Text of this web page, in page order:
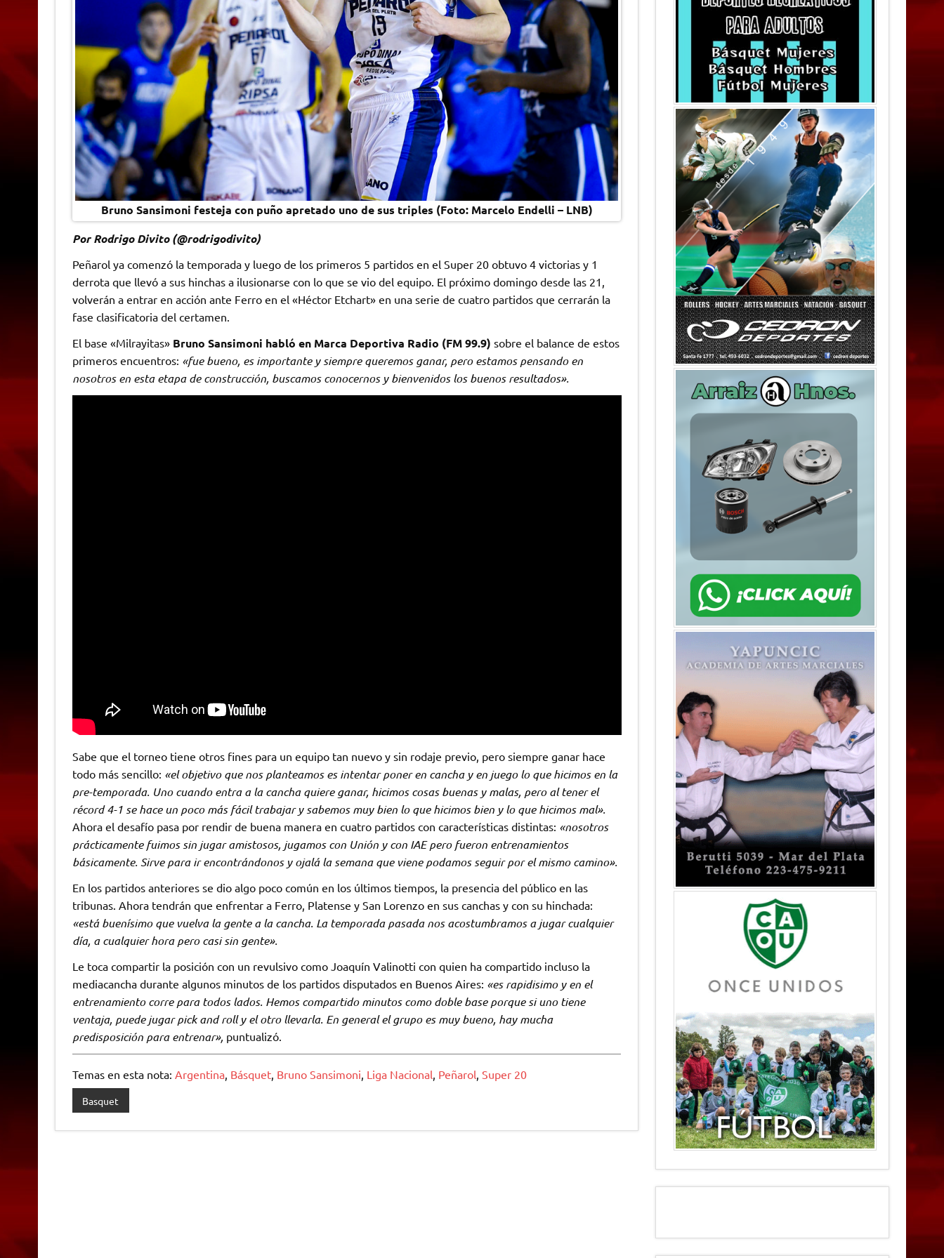
Bruno Sansimoni festeja con puño apretado uno de sus triples (Foto: Marcelo Endelli – LNB)
Por Rodrigo Divito (@rodrigodivito)
Peñarol ya comenzó la temporada y luego de los primeros 5 partidos en el Super 20 obtuvo 4 victorias y 1
derrota que llevó a sus hinchas a ilusionarse con lo que se vio del equipo. El próximo domingo desde las 21,
volverán a entrar en acción ante Ferro en el «Héctor Etchart» en una serie de cuatro partidos que cerrarán la
fase clasificatoria del certamen.
El base «Milrayitas» Bruno Sansimoni habló en Marca Deportiva Radio (FM 99.9) sobre el balance de estos
primeros encuentros: «fue bueno, es importante y siempre queremos ganar, pero estamos pensando en
nosotros en esta etapa de construcción, buscamos conocernos y bienvenidos los buenos resultados».
Sabe que el torneo tiene otros fines para un equipo tan nuevo y sin rodaje previo, pero siempre ganar hace
todo más sencillo: «el objetivo que nos planteamos es intentar poner en cancha y en juego lo que hicimos en la
pre-temporada. Uno cuando entra a la cancha quiere ganar, hicimos cosas buenas y malas, pero al tener el
récord 4-1 se hace un poco más fácil trabajar y sabemos muy bien lo que hicimos bien y lo que hicimos mal».
Ahora el desafío pasa por rendir de buena manera en cuatro partidos con características distintas: «nosotros
prácticamente fuimos sin jugar amistosos, jugamos con Unión y con IAE pero fueron entrenamientos
básicamente. Sirve para ir encontrándonos y ojalá la semana que viene podamos seguir por el mismo camino».
En los partidos anteriores se dio algo poco común en los últimos tiempos, la presencia del público en las
tribunas. Ahora tendrán que enfrentar a Ferro, Platense y San Lorenzo en sus canchas y con su hinchada:
«está buenísimo que vuelva la gente a la cancha. La temporada pasada nos acostumbramos a jugar cualquier
día, a cualquier hora pero casi sin gente».
Le toca compartir la posición con un revulsivo como Joaquín Valinotti con quien ha compartido incluso la
mediacancha durante algunos minutos de los partidos disputados en Buenos Aires: «es rapidisimo y en el
entrenamiento corre para todos lados. Hemos compartido minutos como doble base porque si uno tiene
ventaja, puede jugar pick and roll y el otro llevarla. En general el grupo es muy bueno, hay mucha
predisposición para entrenar», puntualizó.
Temas en esta nota: Argentina, Básquet, Bruno Sansimoni Liga Nacional Peñarol Super 20
Basquet